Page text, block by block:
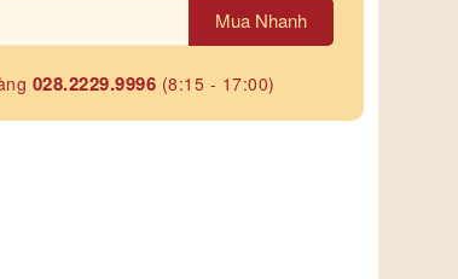
Mua Nhanh
028.2229.9996 (8:15 - 17:00)